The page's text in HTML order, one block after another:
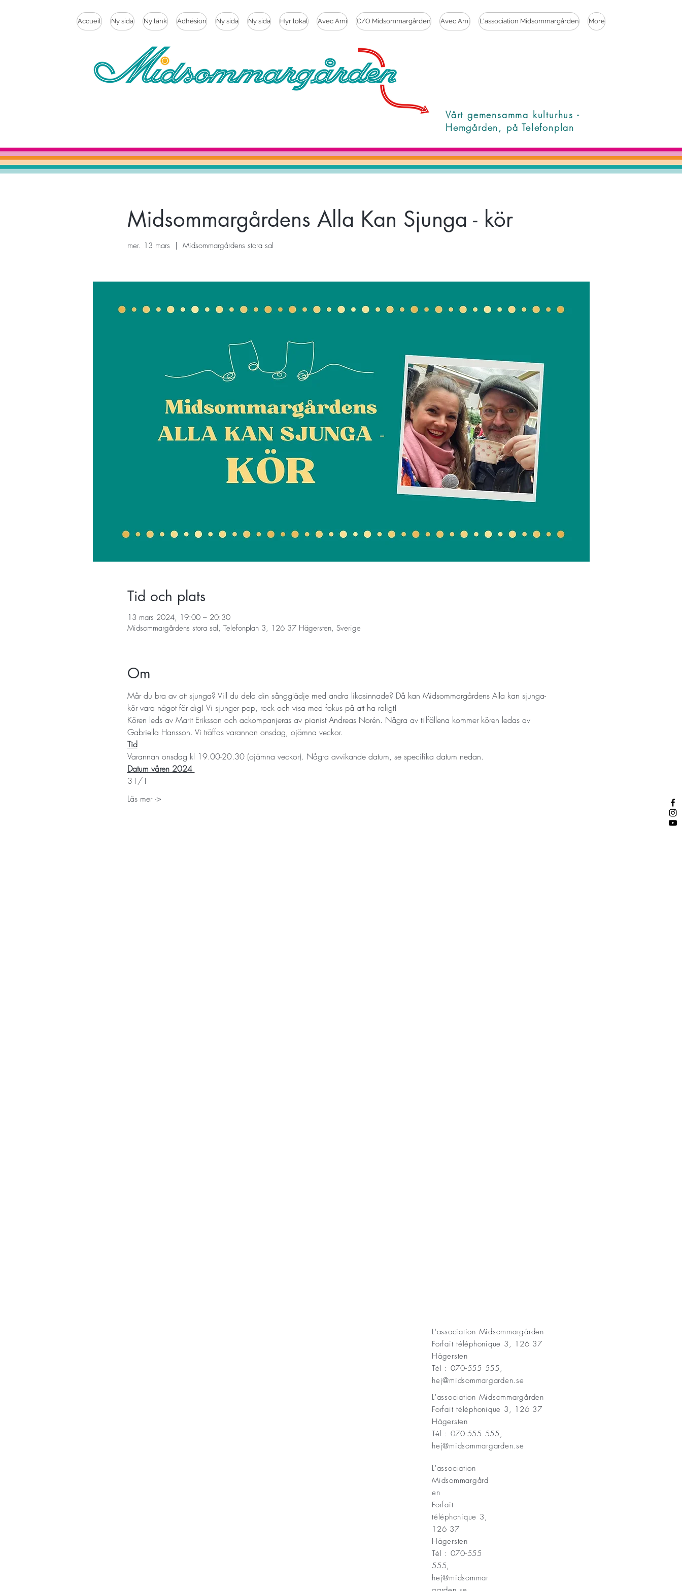
Accueil Ny sida Ny länk Adhésion Ny sida Ny sida Hyr lokal Avec Ami C/O Midsommargården Avec Ami L'association Midsommargården More
Vårt gemensamma kulturhus -
Hemgården, på Telefonplan
Midsommargårdens Alla Kan Sjunga - kör
mer. 13 mars
  |
Midsommargårdens stora sal
Tid och plats
13 mars 2024, 19:00 – 20:30
Midsommargårdens stora sal, Telefonplan 3, 126 37 Hägersten, Sverige
Om
Mår du bra av att sjunga? Vill du dela din sångglädje med andra likasinnade? Då kan Midsommargårdens Alla kan sjunga-
kör vara något för dig! Vi sjunger pop, rock och visa med fokus på att ha roligt!
Kören leds av Marit Eriksson och ackompanjeras av pianist Andreas Norén. Några av tillfällena kommer kören ledas av
Gabriella Hansson. Vi träffas varannan onsdag, ojämna veckor.
Tid
Varannan onsdag kl 19.00-20.30 (ojämna veckor). Några avvikande datum, se specifika datum nedan.
Datum våren 2024
31/1
Läs mer ->
L'association Midsommargården
Forfait téléphonique 3, 126 37
Hägersten
Tél : 070-555 555,
hej@midsommargarden.se
L'association Midsommargården
Forfait téléphonique 3, 126 37
Hägersten
Tél : 070-555 555,
hej@midsommargarden.se
L'association
Midsommargård
en
Forfait
téléphonique 3,
126 37
Hägersten
Tél : 070-555
555,
hej@midsommar